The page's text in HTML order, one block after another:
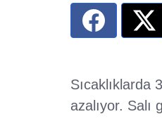
Sıcaklıklarda
azalıyor. Salı